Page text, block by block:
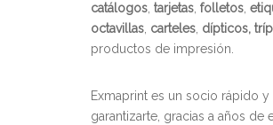
catálogos, tarjetas, folletos,
octavillas, carteles, dípticos,
productos de impresión.
Exmaprint es un socio rápido
garantizarte, gracias a años de